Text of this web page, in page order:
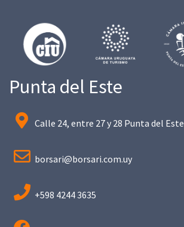
Punta del Este
Calle 24, entre 27 y 28 Punta del Este
borsari@borsari.com.uy
+598 4244 3635